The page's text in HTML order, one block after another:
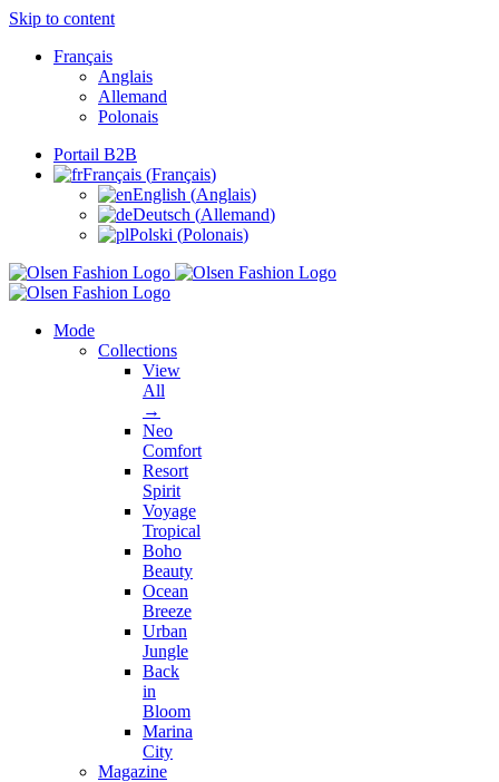
Skip to content
Français
Anglais
Allemand
Polonais
Portail B2B
Français (Français)
English (Anglais)
Deutsch (Allemand)
Polski (Polonais)
Mode
Collections
View
All
→
Neo
Comfort
Resort
Spirit
Voyage
Tropical
Boho
Beauty
Ocean
Breeze
Urban
Jungle
Back
in
Bloom
Marina
City
Magazine